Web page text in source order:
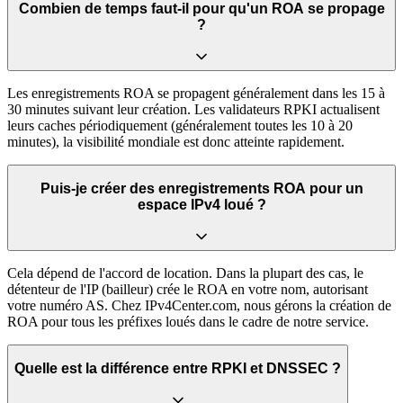
Combien de temps faut-il pour qu'un ROA se propage
?
Les enregistrements ROA se propagent généralement dans les 15 à
30 minutes suivant leur création. Les validateurs RPKI actualisent
leurs caches périodiquement (généralement toutes les 10 à 20
minutes), la visibilité mondiale est donc atteinte rapidement.
Puis-je créer des enregistrements ROA pour un
espace IPv4 loué ?
Cela dépend de l'accord de location. Dans la plupart des cas, le
détenteur de l'IP (bailleur) crée le ROA en votre nom, autorisant
votre numéro AS. Chez IPv4Center.com, nous gérons la création de
ROA pour tous les préfixes loués dans le cadre de notre service.
Quelle est la différence entre RPKI et DNSSEC ?